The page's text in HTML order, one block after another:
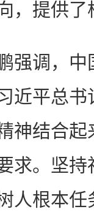
，提供了
调，中
近平总
神结合
求。坚
人根本